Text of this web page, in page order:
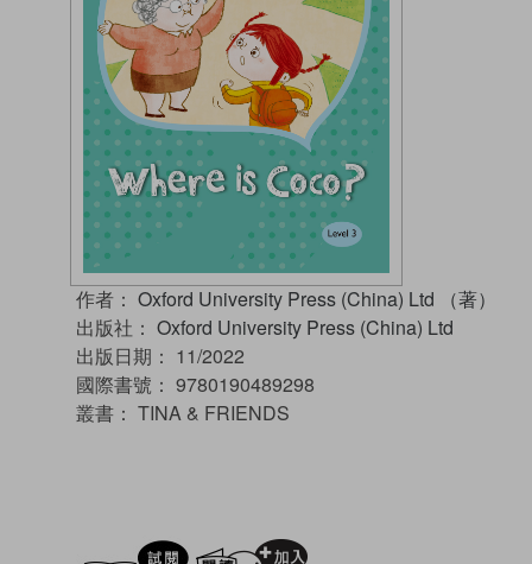
作者： Oxford University Press (China) Ltd （著）
出版社： Oxford University Press (China) Ltd
出版日期： 11/2022
國際書號： 9780190489298
叢書： TINA & FRIENDS
試閲